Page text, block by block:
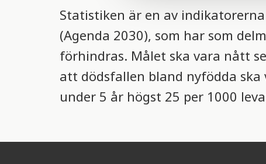
t
i
o
n
Statistiken är en av
(Agenda 2030), som har som
förhindras. Målet ska vara nått
att dödsfallen bland nyfödda ska
under 5 år högst 25 per 1000